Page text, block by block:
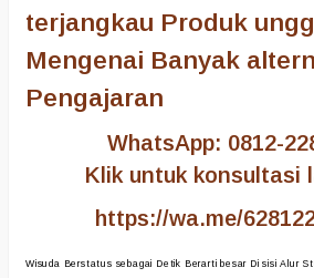
terjangkau Produk
Mengenai Banyak
Pengajaran
WhatsApp: 0812-
Klik untuk konsultasi
https://wa.me/
Wisuda Berstatus sebagai Detik Berarti besar Di sisi Alur